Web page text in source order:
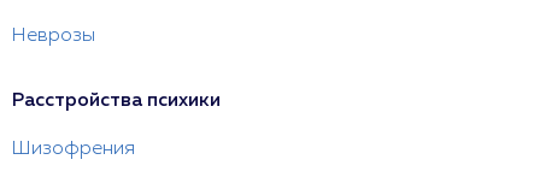
Неврозы
Расстройства психики
Шизофрения